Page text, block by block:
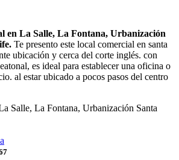
en La Salle, La Fontana, Urbanización
Te presento este local comercial en santa
ubicación y cerca del corte inglés. con
es ideal para establecer una oficina o
al estar ubicado a pocos pasos del centro